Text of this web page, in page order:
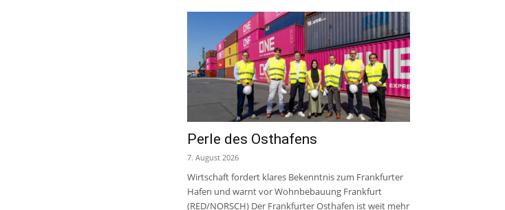
Perle des Osthafens
7. August 2026
Wirtschaft fordert klares Bekenntnis zum Frankfurter
Hafen und warnt vor Wohnbebauung Frankfurt
(RED/NORSCH) Der Frankfurter Osthafen ist weit mehr